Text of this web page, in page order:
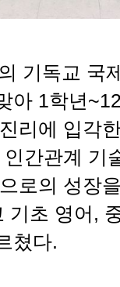
기독교 국
아 1학년
리에 입각
간관계 기
로의 성장
기초 영어,
쳤다.